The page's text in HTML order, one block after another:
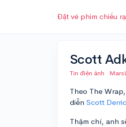
Đặt vé phim chiếu
Scott
Tin điện ảnh ·
Theo The Wrap,
diễn Scott
Thậm chí, anh